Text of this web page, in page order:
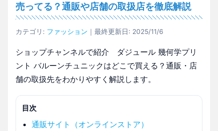
売ってる？通販や店舗の取扱店を徹底解説
カテゴリ: ファッション ｜最終更新日: 2025/11/6
ショップチャンネルで紹介 ダジュール 幾何学プリ
ント バルーンチュニックはどこで買える？通販・店
舗の取扱先をわかりやすく解説します。
目次
通販サイト（オンラインストア）